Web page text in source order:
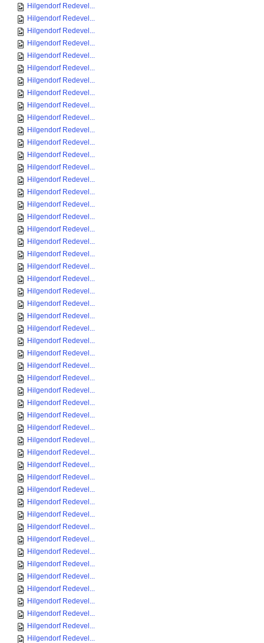
Hilgendorf Redevel...
Hilgendorf Redevel...
Hilgendorf Redevel...
Hilgendorf Redevel...
Hilgendorf Redevel...
Hilgendorf Redevel...
Hilgendorf Redevel...
Hilgendorf Redevel...
Hilgendorf Redevel...
Hilgendorf Redevel...
Hilgendorf Redevel...
Hilgendorf Redevel...
Hilgendorf Redevel...
Hilgendorf Redevel...
Hilgendorf Redevel...
Hilgendorf Redevel...
Hilgendorf Redevel...
Hilgendorf Redevel...
Hilgendorf Redevel...
Hilgendorf Redevel...
Hilgendorf Redevel...
Hilgendorf Redevel...
Hilgendorf Redevel...
Hilgendorf Redevel...
Hilgendorf Redevel...
Hilgendorf Redevel...
Hilgendorf Redevel...
Hilgendorf Redevel...
Hilgendorf Redevel...
Hilgendorf Redevel...
Hilgendorf Redevel...
Hilgendorf Redevel...
Hilgendorf Redevel...
Hilgendorf Redevel...
Hilgendorf Redevel...
Hilgendorf Redevel...
Hilgendorf Redevel...
Hilgendorf Redevel...
Hilgendorf Redevel...
Hilgendorf Redevel...
Hilgendorf Redevel...
Hilgendorf Redevel...
Hilgendorf Redevel...
Hilgendorf Redevel...
Hilgendorf Redevel...
Hilgendorf Redevel...
Hilgendorf Redevel...
Hilgendorf Redevel...
Hilgendorf Redevel...
Hilgendorf Redevel...
Hilgendorf Redevel...
Hilgendorf Redevel...